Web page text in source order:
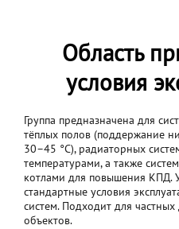
Область
условия
Группа предназначена для
тёплых полов (поддержание
30–45 °C), радиаторных
температурами, а также
котлами для повышения КПД.
стандартные условия
систем. Подходит для
объектов.